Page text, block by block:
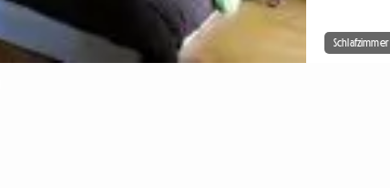
Schlafzimmer